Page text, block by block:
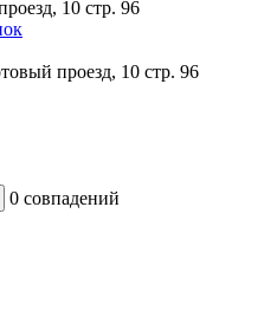
10 стр. 96
проезд, 10 стр. 96
0 совпадений